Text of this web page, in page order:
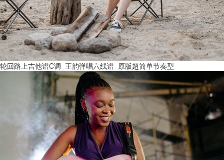
轮回路上吉他谱C调_王韵弹唱六线谱_原版超简单节奏型